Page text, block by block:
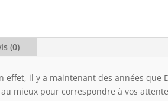
(0)
effet, il y a maintenant des années
mieux pour correspondre à vos